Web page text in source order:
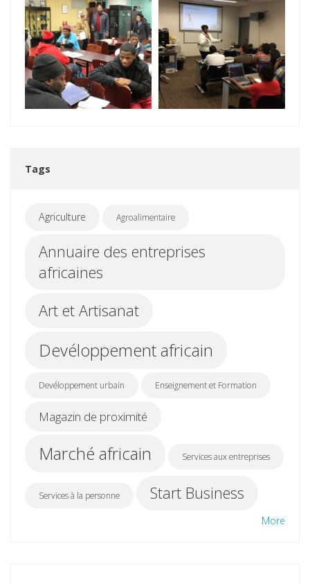
Tags
Agriculture Agroalimentaire
Annuaire des entreprises
africaines
Art et Artisanat
Devéloppement africain
Devéloppement urbain Enseignement et Formation
Magazin de proximité
Marché africain Services aux entreprises
Services à la personne Start Business
More